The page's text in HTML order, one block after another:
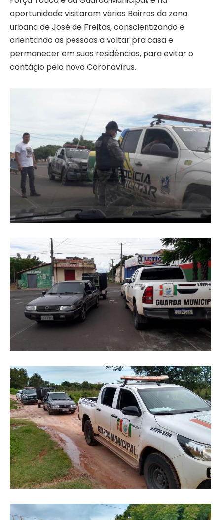
oportunidade visitaram vários Bairros da zona
urbana de José de Freitas, conscientizando e
orientando as pessoas a voltar pra casa e
permanecer em suas residências, para evitar o
contágio pelo novo Coronavírus.